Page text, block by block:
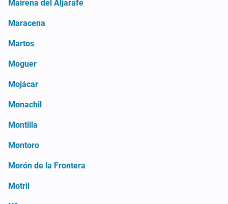
Mairena del Aljarafe
Maracena
Martos
Moguer
Mojácar
Monachil
Montilla
Montoro
Morón de la Frontera
Motril